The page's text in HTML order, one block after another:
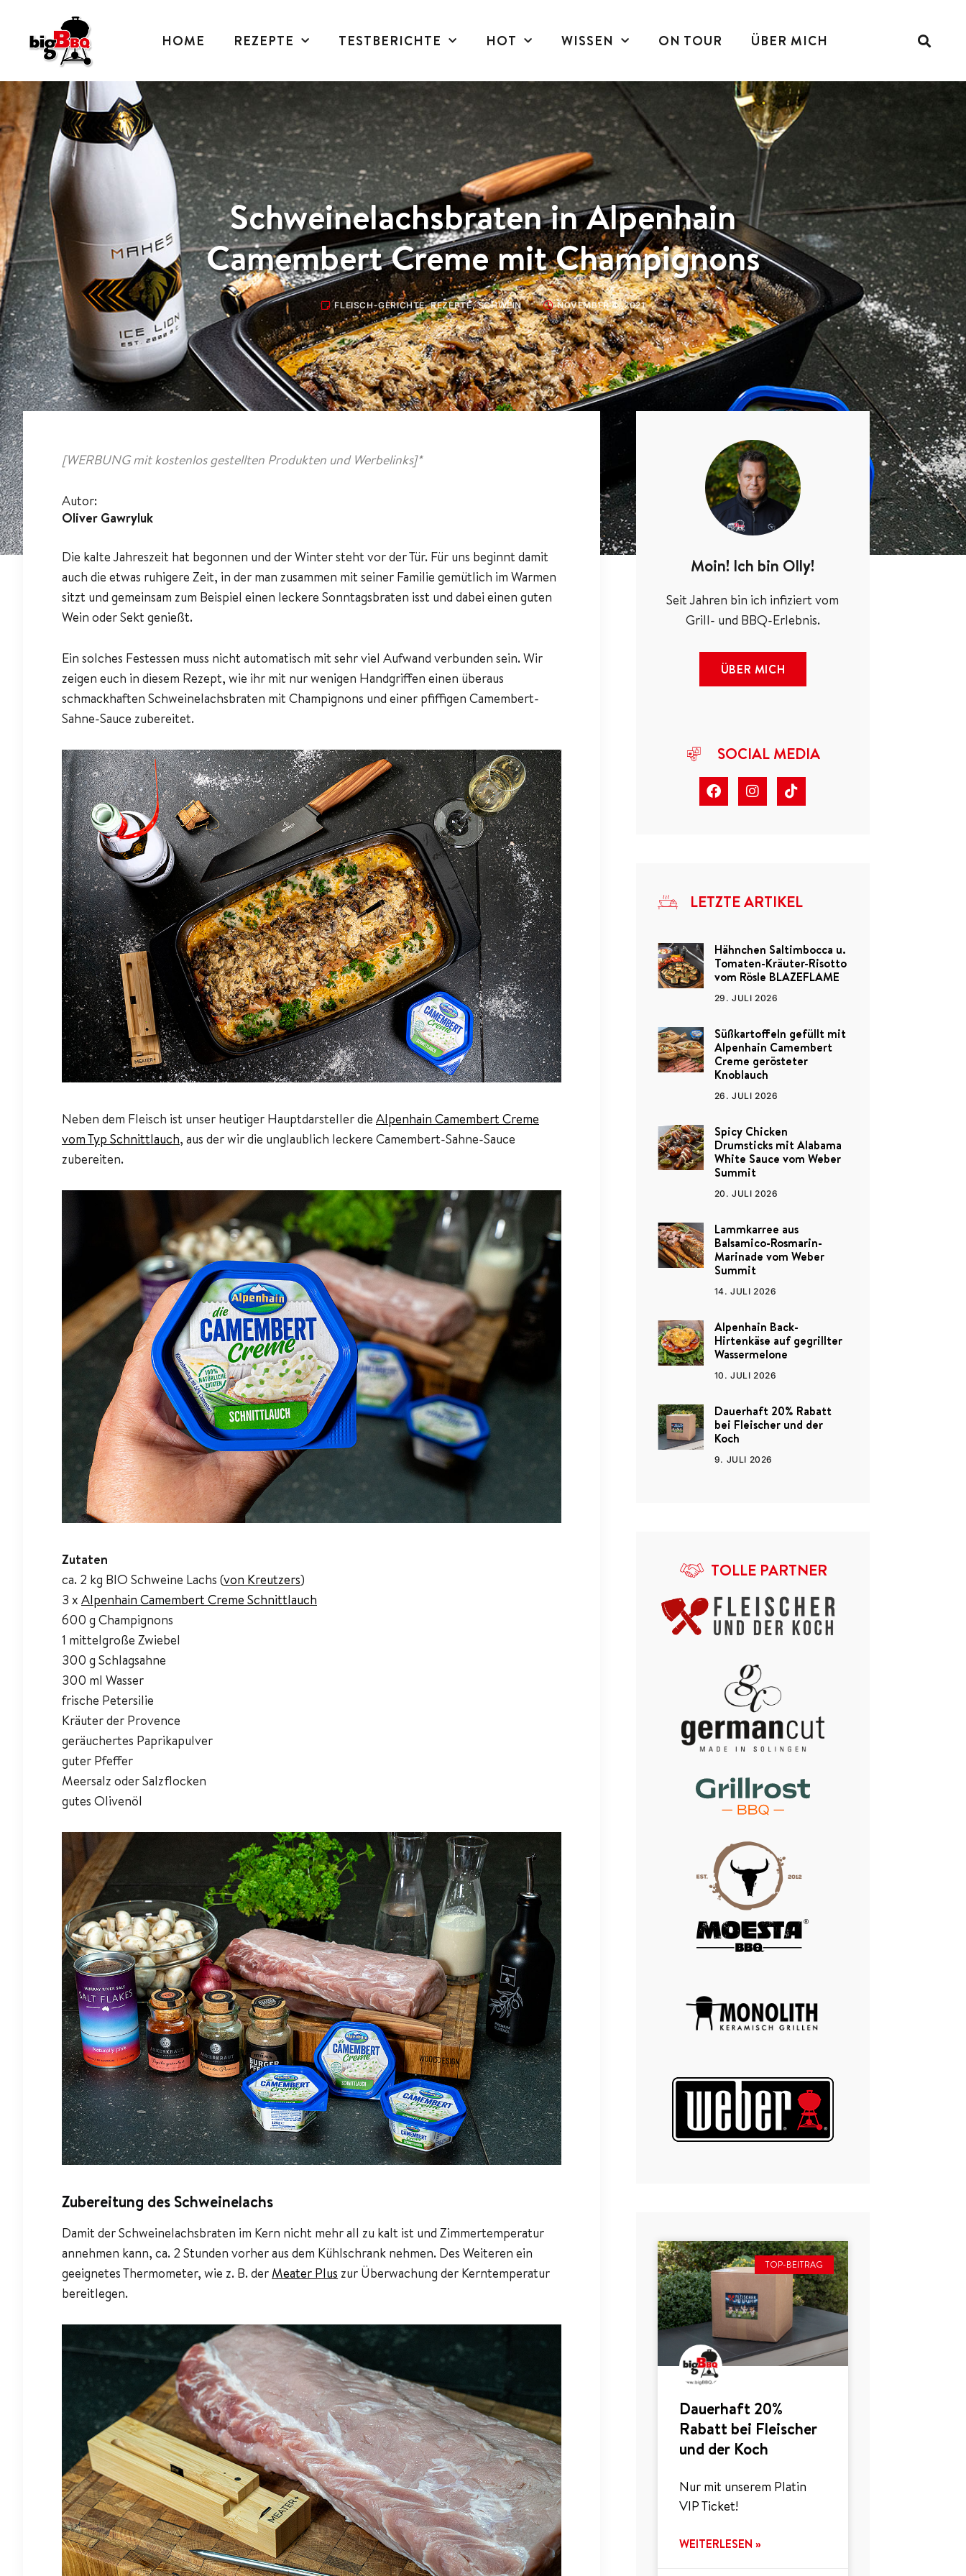
HOME REZEPTE TESTBERICHTE HOT WISSEN ON TOUR ÜBER MICH
Schweinelachsbraten in Alpenhain
Camembert Creme mit Champignons
FLEISCH-GERICHTE,REZEPTE,SCHWEIN NOVEMBER 4, 2021
[WERBUNG mit kostenlos gestellten Produkten und Werbelinks]*
Autor:
Oliver Gawryluk
Die kalte Jahreszeit hat begonnen und der Winter steht vor der Tür. Für uns beginnt damit
auch die etwas ruhigere Zeit, in der man zusammen mit seiner Familie gemütlich im Warmen
sitzt und gemeinsam zum Beispiel einen leckere Sonntagsbraten isst und dabei einen guten
Wein oder Sekt genießt.
Ein solches Festessen muss nicht automatisch mit sehr viel Aufwand verbunden sein. Wir
zeigen euch in diesem Rezept, wie ihr mit nur wenigen Handgriffen einen überaus
schmackhaften Schweinelachsbraten mit Champignons und einer pfiffigen Camembert-
Sahne-Sauce zubereitet.
Neben dem Fleisch ist unser heutiger Hauptdarsteller die Alpenhain Camembert Creme
vom Typ Schnittlauch, aus der wir die unglaublich leckere Camembert-Sahne-Sauce
zubereiten.
Zutaten
ca. 2 kg BIO Schweine Lachs (von Kreutzers)
3 x Alpenhain Camembert Creme Schnittlauch
600 g Champignons
1 mittelgroße Zwiebel
300 g Schlagsahne
300 ml Wasser
frische Petersilie
Kräuter der Provence
geräuchertes Paprikapulver
guter Pfeffer
Meersalz oder Salzflocken
gutes Olivenöl
Zubereitung des Schweinelachs
Damit der Schweinelachsbraten im Kern nicht mehr all zu kalt ist und Zimmertemperatur
annehmen kann, ca. 2 Stunden vorher aus dem Kühlschrank nehmen. Des Weiteren ein
geeignetes Thermometer, wie z. B. der Meater Plus zur Überwachung der Kerntemperatur
bereitlegen.
Moin! Ich bin Olly!
Seit Jahren bin ich infiziert vom
Grill- und BBQ-Erlebnis.
ÜBER MICH
SOCIAL MEDIA
LETZTE ARTIKEL
Hähnchen Saltimbocca u.
Tomaten-Kräuter-Risotto
vom Rösle BLAZEFLAME
29. JULI 2026
Süßkartoffeln gefüllt mit
Alpenhain Camembert
Creme gerösteter
Knoblauch
26. JULI 2026
Spicy Chicken
Drumsticks mit Alabama
White Sauce vom Weber
Summit
20. JULI 2026
Lammkarree aus
Balsamico-Rosmarin-
Marinade vom Weber
Summit
14. JULI 2026
Alpenhain Back-
Hirtenkäse auf gegrillter
Wassermelone
10. JULI 2026
Dauerhaft 20% Rabatt
bei Fleischer und der
Koch
9. JULI 2026
TOLLE PARTNER
TOP-BEITRAG
Dauerhaft 20%
Rabatt bei Fleischer
und der Koch
Nur mit unserem Platin
VIP Ticket!
WEITERLESEN »